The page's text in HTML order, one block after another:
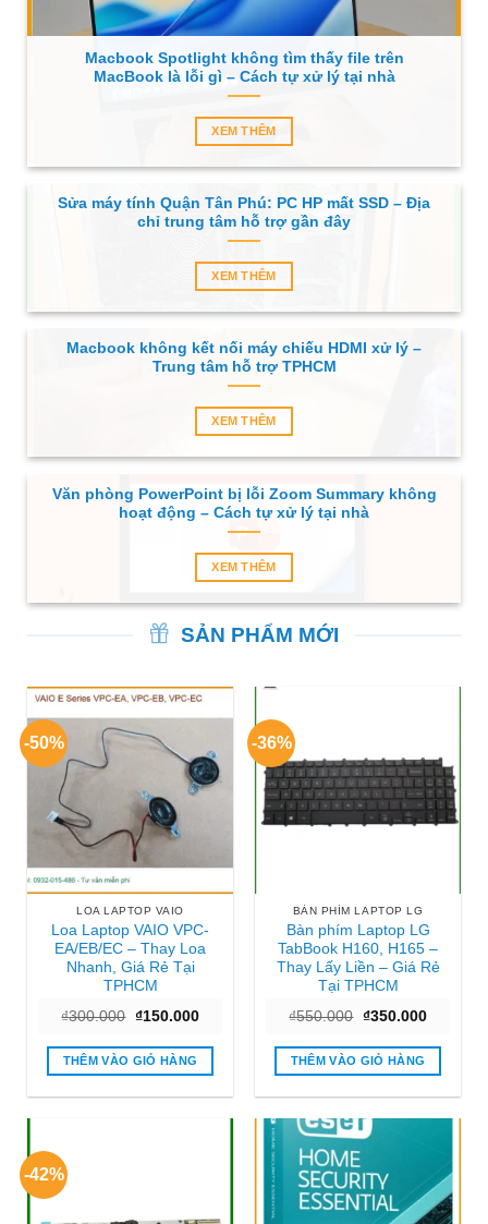
Macbook Spotlight không tìm thấy file trên
MacBook là lỗi gì – Cách tự xử lý tại nhà
XEM THÊM
Sửa máy tính Quận Tân Phú: PC HP mất SSD – Địa
chỉ trung tâm hỗ trợ gần đây
XEM THÊM
Macbook không kết nối máy chiếu HDMI xử lý –
Trung tâm hỗ trợ TPHCM
XEM THÊM
Văn phòng PowerPoint bị lỗi Zoom Summary không
hoạt động – Cách tự xử lý tại nhà
XEM THÊM
SẢN PHẨM MỚI
-50%
LOA LAPTOP VAIO
Loa Laptop VAIO VPC-
EA/EB/EC – Thay Loa
Nhanh, Giá Rẻ Tại
TPHCM
₫300.000 Giá
là:
₫300.000.
₫150.000Giá
tại
₫150.000.
THÊM VÀO GIỎ HÀNG
-36%
BÀN PHÍM LAPTOP LG
Bàn phím Laptop LG
TabBook H160, H165 –
Thay Lấy Liền – Giá Rẻ
Tại TPHCM
₫550.000 Giá
là:
₫550.000.
₫350.000Giá
tại
THÊM VÀO GIỎ HÀNG
-42%